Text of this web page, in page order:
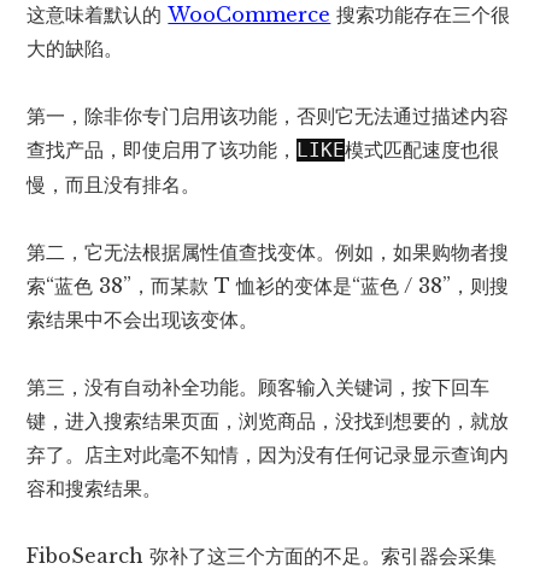
这意味着默认的WooCommerce 搜索功能存在三个很
大的缺陷。
第一，除非你专门启用该功能，否则它无法通过描述内容
查找产品，即使启用了该功能， LIKE模式匹配速度也很
慢，而且没有排名。
第二，它无法根据属性值查找变体。例如，如果购物者搜
索“蓝色 38”，而某款 T 恤衫的变体是“蓝色 / 38”，则搜
索结果中不会出现该变体。
第三，没有自动补全功能。顾客输入关键词，按下回车
键，进入搜索结果页面，浏览商品，没找到想要的，就放
弃了。店主对此毫不知情，因为没有任何记录显示查询内
容和搜索结果。
FiboSearch 弥补了这三个方面的不足。索引器会采集